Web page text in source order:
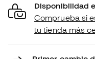
Disponibilidad
Comprueba si
tu tienda más